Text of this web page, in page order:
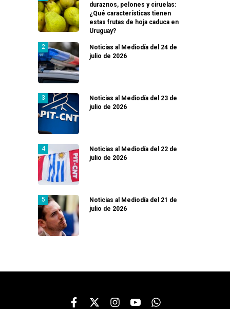
duraznos, pelones y ciruelas:
¿Qué características tienen
estas frutas de hoja caduca en
Uruguay?
Noticias al Mediodía del 24 de
julio de 2026
Noticias al Mediodía del 23 de
julio de 2026
Noticias al Mediodía del 22 de
julio de 2026
Noticias al Mediodía del 21 de
julio de 2026